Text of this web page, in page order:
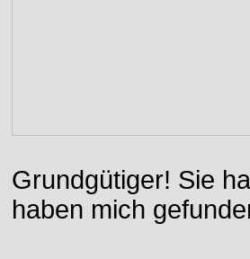
Grundgütiger! Sie
haben mich